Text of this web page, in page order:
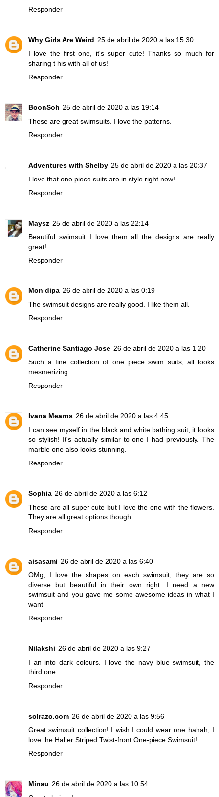
Responder
Why Girls Are Weird 25 de abril de 2020 a las 15:30
I love the first one, it's super cute! Thanks so much for
sharing t his with all of us!
Responder
BoonSoh 25 de abril de 2020 a las 19:14
These are great swimsuits. I love the patterns.
Responder
Adventures with Shelby 25 de abril de 2020 a las 20:37
I love that one piece suits are in style right now!
Responder
Maysz 25 de abril de 2020 a las 22:14
Beautiful swimsuit I love them all the designs are really
great!
Responder
Monidipa 26 de abril de 2020 a las 0:19
The swimsuit designs are really good. I like them all.
Responder
Catherine Santiago Jose 26 de abril de 2020 a las 1:20
Such a fine collection of one piece swim suits, all looks
mesmerizing.
Responder
Ivana Mearns 26 de abril de 2020 a las 4:45
I can see myself in the black and white bathing suit, it looks
so stylish! It's actually similar to one I had previously. The
marble one also looks stunning.
Responder
Sophia 26 de abril de 2020 a las 6:12
These are all super cute but I love the one with the flowers.
They are all great options though.
Responder
aisasami 26 de abril de 2020 a las 6:40
OMg, I love the shapes on each swimsuit, they are so
diverse but beautiful in their own right. I need a new
swimsuit and you gave me some awesome ideas in what I
want.
Responder
Nilakshi 26 de abril de 2020 a las 9:27
I an into dark colours. I love the navy blue swimsuit, the
third one.
Responder
solrazo.com 26 de abril de 2020 a las 9:56
Great swimsuit collection! I wish I could wear one hahah, I
love the Halter Striped Twist-front One-piece Swimsuit!
Responder
Minau 26 de abril de 2020 a las 10:54